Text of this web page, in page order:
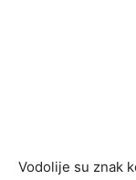
Vodolije su znak